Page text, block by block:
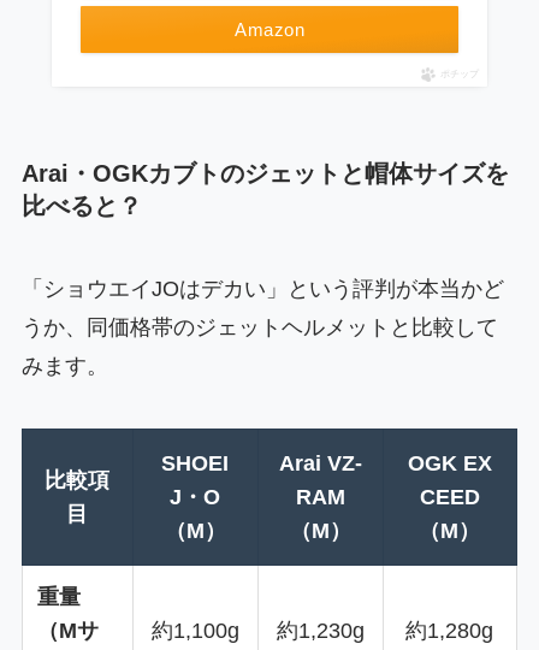
Amazon
ポチップ
Arai・OGKカブトのジェットと帽体サイズを
比べると？
「ショウエイJOはデカい」という評判が本当かど
うか、同価格帯のジェットヘルメットと比較して
みます。
比較項
目
SHOEI
J・O
（M）
Arai VZ-
RAM
（M）
OGK EX
CEED
（M）
重量
（Mサ
約1,100g 約1,230g 約1,280g